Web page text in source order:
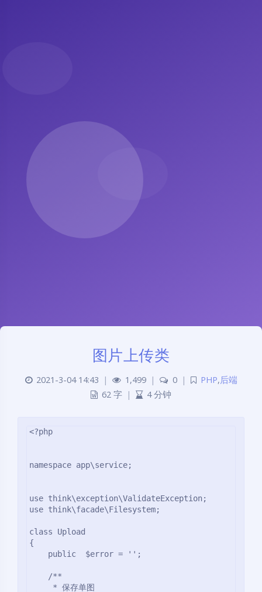
图片上传类
2021-3-04 14:43 | 1,499 | 0 | PHP,后端
62 字 | 4 分钟
<?php
namespace app\service;
use think\exception\ValidateException;
use think\facade\Filesystem;
class Upload
{